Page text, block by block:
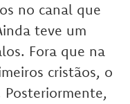
no canal que
teve um
Fora que na
cristãos, o